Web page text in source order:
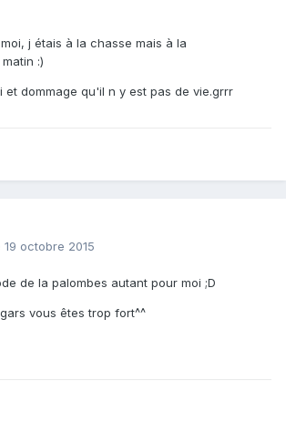
j étais à la chasse mais à la
:)
et dommage qu'il n y est pas de vie.grrr
19 octobre 2015
de la palombes autant pour moi ;D
vous êtes trop fort^^